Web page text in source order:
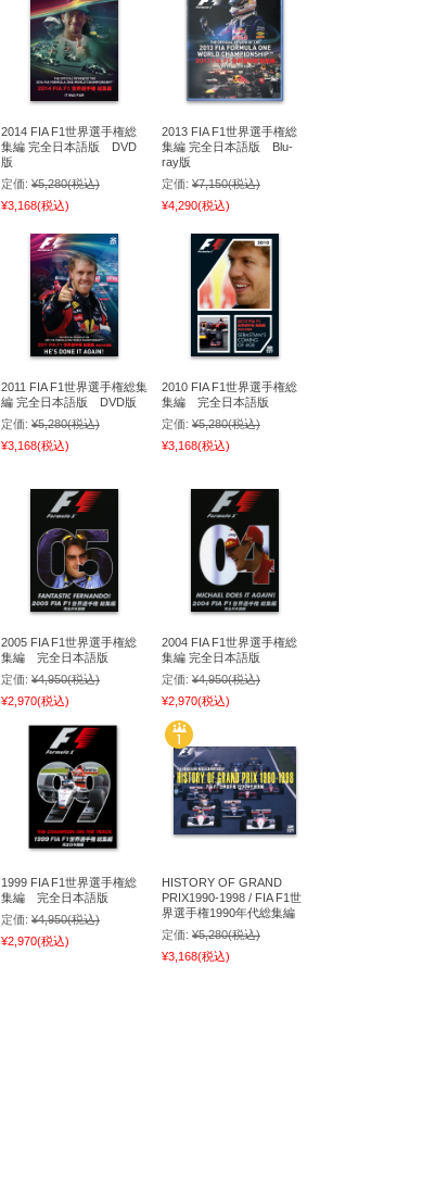
2014 FIA F1世界選手権総
集編 完全日本語版 DVD
版
定価: ¥5,280(税込)
¥3,168(税込)
2013 FIA F1世界選手権総
集編 完全日本語版 Blu-
ray版
定価: ¥7,150(税込)
¥4,290(税込)
2011 FIA F1世界選手権総集
編 完全日本語版 DVD版
定価: ¥5,280(税込)
¥3,168(税込)
2010 FIA F1世界選手権総
集編 完全日本語版
定価: ¥5,280(税込)
¥3,168(税込)
2005 FIA F1世界選手権総
集編 完全日本語版
定価: ¥4,950(税込)
¥2,970(税込)
2004 FIA F1世界選手権総
集編 完全日本語版
定価: ¥4,950(税込)
¥2,970(税込)
1999 FIA F1世界選手権総
集編 完全日本語版
定価: ¥4,950(税込)
¥2,970(税込)
HISTORY OF GRAND
PRIX1990-1998 / FIA F1世
界選手権1990年代総集編
定価: ¥5,280(税込)
¥3,168(税込)